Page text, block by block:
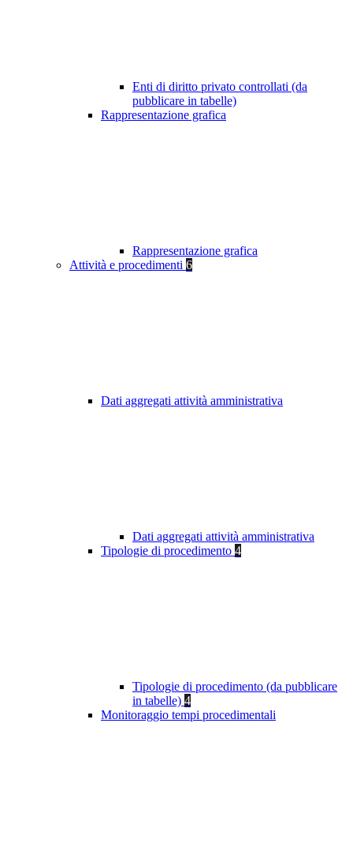
Enti di diritto privato controllati (da
pubblicare in tabelle)
Rappresentazione grafica
Rappresentazione grafica
Attività e procedimenti 6
Dati aggregati attività amministrativa
Dati aggregati attività amministrativa
Tipologie di procedimento 4
Tipologie di procedimento (da pubblicare
in tabelle) 4
Monitoraggio tempi procedimentali